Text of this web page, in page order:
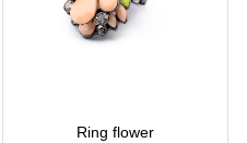
Ring flower